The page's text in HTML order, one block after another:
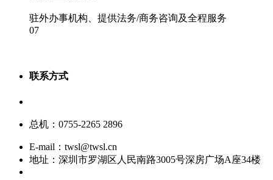
驻外办事机构、提供法务/商务咨询及全程服务
07
联系方式
总机：0755-2265 2896
E-mail：twsl@twsl.cn
地址：深圳市罗湖区人民南路3005号深房广场A座34楼